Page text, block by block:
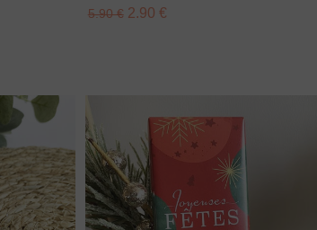
5.90 €2.90 €